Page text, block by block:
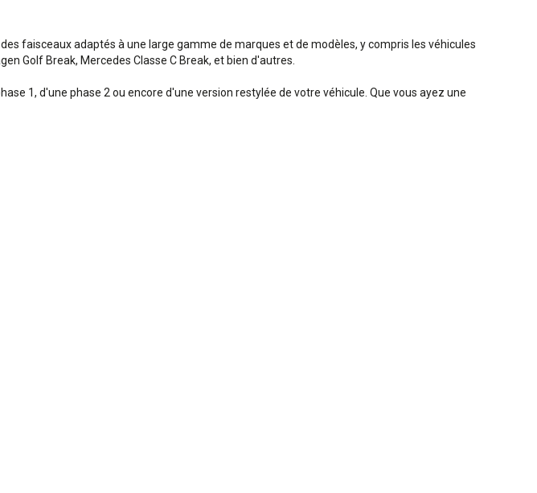
faisceaux adaptés à une large gamme de marques et de modèles, y compris les véhicules
Golf Break, Mercedes Classe C Break, et bien d'autres.
1, d'une phase 2 ou encore d'une version restylée de votre véhicule. Que vous ayez une